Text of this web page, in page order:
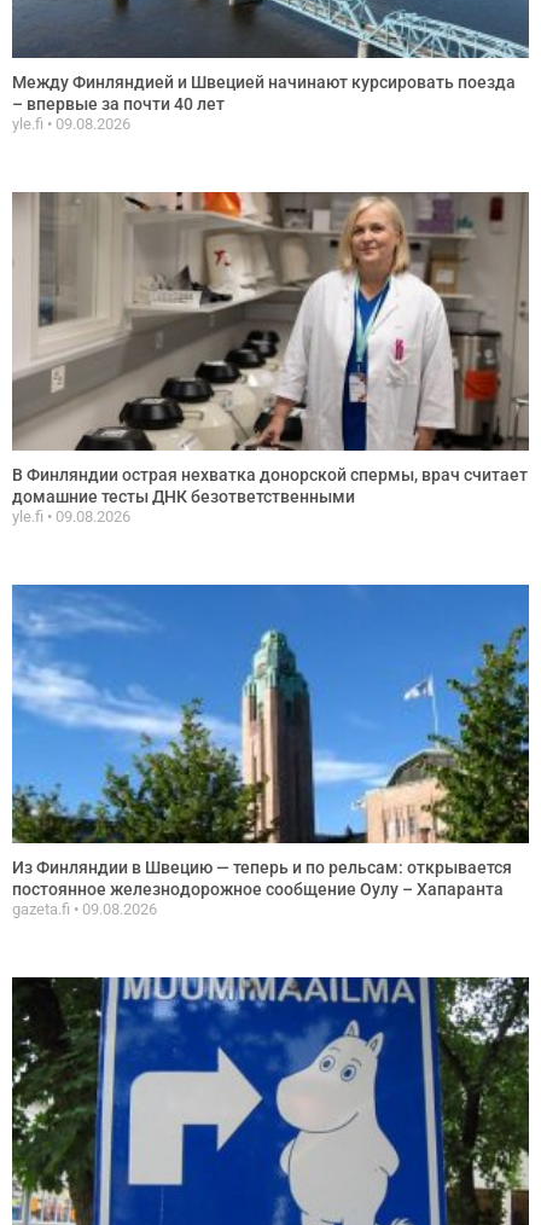
Между Финляндией и Швецией начинают курсировать поезда
– впервые за почти 40 лет
yle.fi 09.08.2026
В Финляндии острая нехватка донорской спермы, врач считает
домашние тесты ДНК безответственными
yle.fi 09.08.2026
Из Финляндии в Швецию — теперь и по рельсам: открывается
постоянное железнодорожное сообщение Оулу – Хапаранта
gazeta.fi 09.08.2026